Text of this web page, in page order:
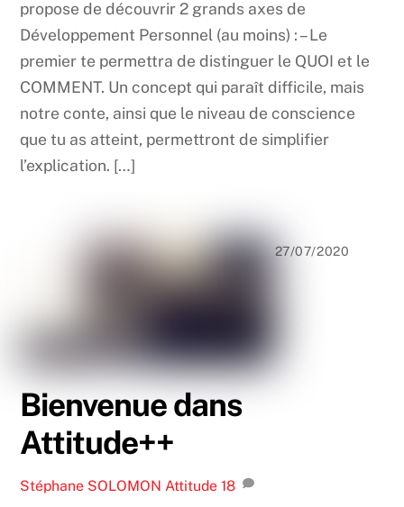
propose de découvrir 2 grands axes de
Développement Personnel (au moins) : – Le
premier te permettra de distinguer le QUOI et le
COMMENT. Un concept qui paraît difficile, mais
notre conte, ainsi que le niveau de conscience
que tu as atteint, permettront de simplifier
l’explication. […]
27/07/2020
Bienvenue dans
Attitude++
Stéphane SOLOMON Attitude 18